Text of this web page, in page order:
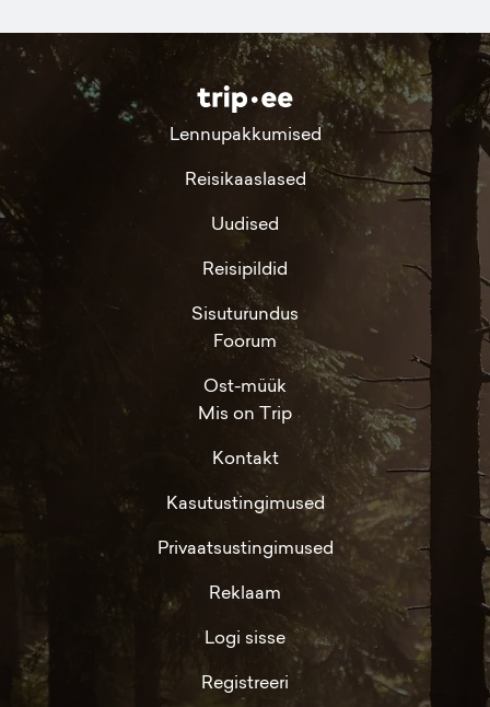
Lennupakkumised
Reisikaaslased
Uudised
Reisipildid
Sisuturundus
Foorum
Ost-müük
Mis on Trip
Kontakt
Kasutustingimused
Privaatsustingimused
Reklaam
Logi sisse
Registreeri